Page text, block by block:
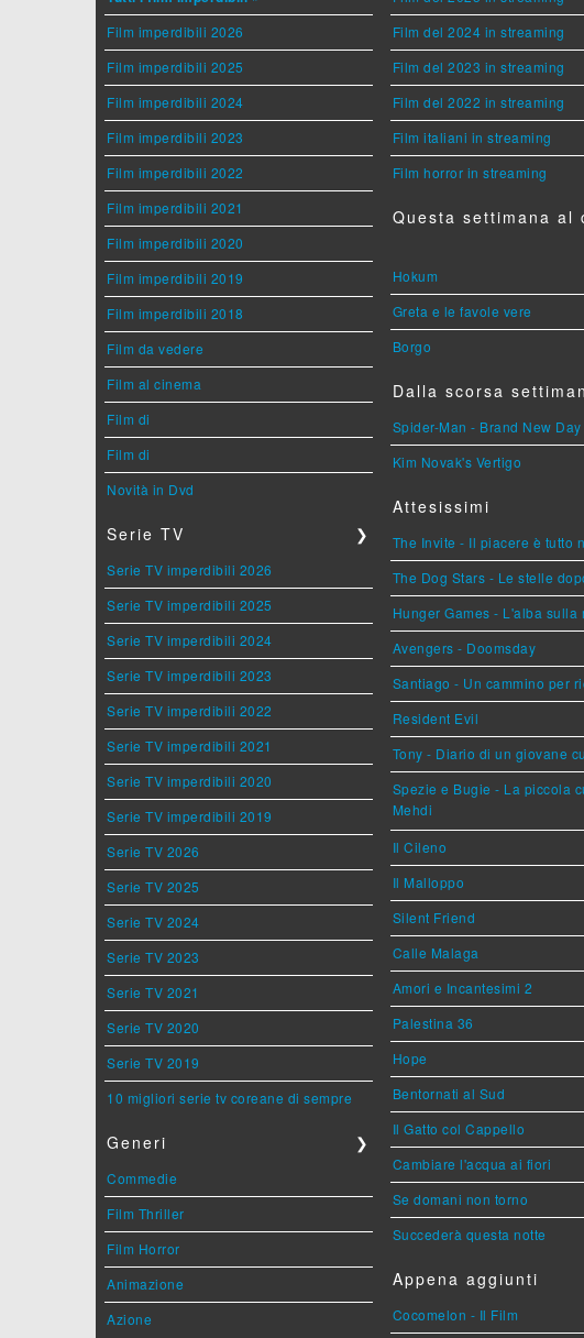
Film imperdibili 2026
Film imperdibili 2025
Film imperdibili 2024
Film imperdibili 2023
Film imperdibili 2022
Film imperdibili 2021
Film imperdibili 2020
Film imperdibili 2019
Film imperdibili 2018
Film da vedere
Film al cinema
Film di
Film di
Novità in Dvd
Serie TV ❯
Serie TV imperdibili 2026
Serie TV imperdibili 2025
Serie TV imperdibili 2024
Serie TV imperdibili 2023
Serie TV imperdibili 2022
Serie TV imperdibili 2021
Serie TV imperdibili 2020
Serie TV imperdibili 2019
Serie TV 2026
Serie TV 2025
Serie TV 2024
Serie TV 2023
Serie TV 2021
Serie TV 2020
Serie TV 2019
10 migliori serie tv coreane di sempre
Generi ❯
Commedie
Film Thriller
Film Horror
Animazione
Azione
Film del 2024 in streaming
Film del 2023 in streaming
Film del 2022 in streaming
Film italiani in streaming
Film horror in streaming
Questa settimana al
Hokum
Greta e le favole vere
Borgo
Dalla scorsa
Spider-Man - Brand New Day
Kim Novak's Vertigo
Attesissimi
The Invite - Il piacere è tutto
The Dog Stars - Le stelle
Hunger Games - L'alba sulla
Avengers - Doomsday
Santiago - Un cammino per
Resident Evil
Tony - Diario di un giovane
Spezie e Bugie - La piccola
Mehdi
Il Cileno
Il Malloppo
Silent Friend
Calle Malaga
Amori e Incantesimi 2
Palestina 36
Hope
Bentornati al Sud
Il Gatto col Cappello
Cambiare l'acqua ai fiori
Se domani non torno
Succederà questa notte
Appena aggiunti
Cocomelon - Il Film